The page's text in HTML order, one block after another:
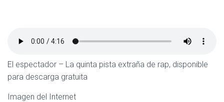
El espectador – La quinta pista extraña de rap, disponible
para descarga gratuita
Imagen del Internet